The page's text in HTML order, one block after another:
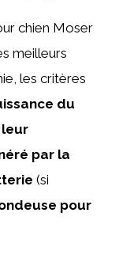
chien Moser
meilleurs
les critères
du
par la
(si
pour